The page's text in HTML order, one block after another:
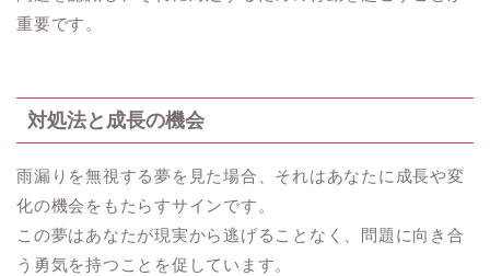
重要です。
対処法と成長の機会
雨漏りを無視する夢を見た場合、それはあなたに成長や変
化の機会をもたらすサインです。
この夢はあなたが現実から逃げることなく、問題に向き合
う勇気を持つことを促しています。